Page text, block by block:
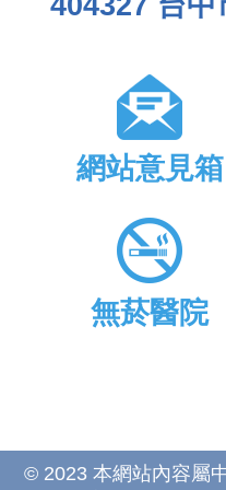
網站意見箱
無菸醫院
© 2023 本網站內容屬